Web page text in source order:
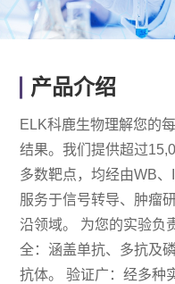
产品介绍
ELK科鹿生物理解您的
结果。我们提供超过
多数靶点，均经由WB
服务于信号转导、肿瘤
沿领域。 为您的实验负
全：涵盖单抗、多抗及
抗体。 验证广：经多种